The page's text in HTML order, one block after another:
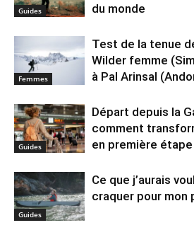
Guides
du monde
Femmes
Test de la tenue
Wilder femme
à Pal Arinsal
Guides
Départ depuis la
comment
en pre⁠mière
Guides
Ce que j’aurais
craquer pour mon